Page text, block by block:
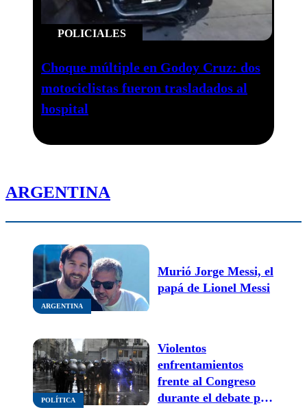
POLICIALES
Choque múltiple en Godoy Cruz: dos
motociclistas fueron trasladados al
hospital
ARGENTINA
ARGENTINA
Murió Jorge Messi, el
papá de Lionel Messi
POLÍTICA
Violentos
enfrentamientos
frente al Congreso
durante el debate por